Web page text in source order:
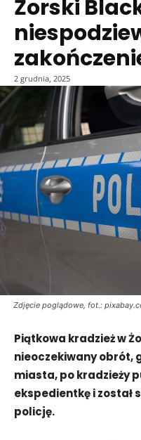
Żorski
2 grudnia, 2025
Zdjęcie poglądowe, fot.:
Piątkowa kradzież w
nieoczekiwany obrót,
miasta, po kradzieży
ekspedientkę i został
policję.